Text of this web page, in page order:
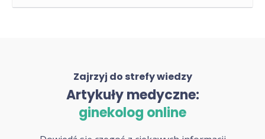
Zajrzyj do strefy wiedzy
Artykuły medyczne:
ginekolog online